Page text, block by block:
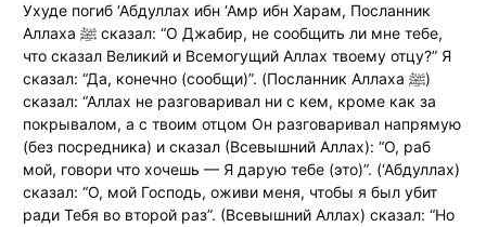
Ухуде погиб ‘Абдуллах ибн ‘Амр ибн Харам, Посланник
Аллаха ﷺ сказал: “О Джабир, не сообщить ли мне тебе,
что сказал Великий и Всемогущий Аллах твоему отцу?” Я
сказал: “Да, конечно (сообщи)”. (Посланник Аллаха ﷺ)
сказал: “Аллах не разговаривал ни с кем, кроме как за
покрывалом, а с твоим отцом Он разговаривал напрямую
(без посредника) и сказал (Всевышний Аллах): “О, раб
мой, говори что хочешь — Я дарую тебе (это)”. (‘Абдуллах)
сказал: “О, мой Господь, оживи меня, чтобы я был убит
ради Тебя во второй раз”. (Всевышний Аллах) сказал: “Но